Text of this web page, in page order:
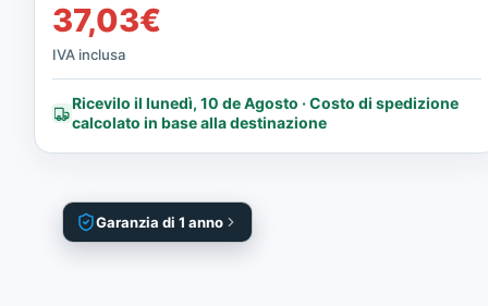
Garanzia di 1 anno
37,03€
IVA inclusa
Ricevilo il lunedì, 10 de Agosto · Costo di spedizione
calcolato in base alla destinazione